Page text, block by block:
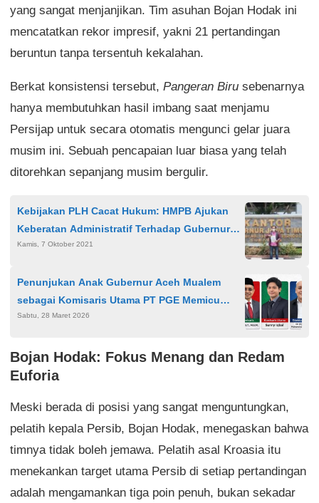
yang sangat menjanjikan. Tim asuhan Bojan Hodak ini
mencatatkan rekor impresif, yakni 21 pertandingan
beruntun tanpa tersentuh kekalahan.
Berkat konsistensi tersebut, Pangeran Biru sebenarnya
hanya membutuhkan hasil imbang saat menjamu
Persijap untuk secara otomatis mengunci gelar juara
musim ini. Sebuah pencapaian luar biasa yang telah
ditorehkan sepanjang musim bergulir.
Kebijakan PLH Cacat Hukum: HMPB Ajukan
Keberatan Administratif Terhadap Gubernur
Khofifah
Kamis, 7 Oktober 2021
Penunjukan Anak Gubernur Aceh Mualem
sebagai Komisaris Utama PT PGE Memicu
Sorotan Publik dan Pertanyaan Tata Kelola
Sabtu, 28 Maret 2026
Bojan Hodak: Fokus Menang dan Redam
Euforia
Meski berada di posisi yang sangat menguntungkan,
pelatih kepala Persib, Bojan Hodak, menegaskan bahwa
timnya tidak boleh jemawa. Pelatih asal Kroasia itu
menekankan target utama Persib di setiap pertandingan
adalah mengamankan tiga poin penuh, bukan sekadar